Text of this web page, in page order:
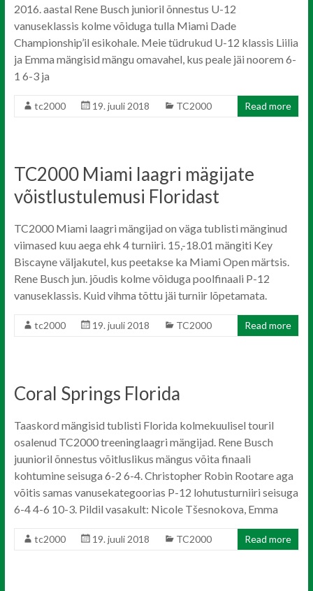
2016. aastal Rene Busch junioril õnnestus U-12
vanuseklassis kolme võiduga tulla Miami Dade
Championship’il esikohale. Meie tüdrukud U-12 klassis Liilia
ja Emma mängisid mängu omavahel, kus peale jäi noorem 6-
1 6-3 ja
tc2000 19. juuli 2018 TC2000 Read more
TC2000 Miami laagri mägijate
võistlustulemusi Floridast
TC2000 Miami laagri mängijad on väga tublisti mänginud
viimased kuu aega ehk 4 turniiri. 15,-18.01 mängiti Key
Biscayne väljakutel, kus peetakse ka Miami Open märtsis.
Rene Busch jun. jõudis kolme võiduga poolfinaali P-12
vanuseklassis. Kuid vihma tõttu jäi turniir lõpetamata.
tc2000 19. juuli 2018 TC2000 Read more
Coral Springs Florida
Taaskord mängisid tublisti Florida kolmekuulisel touril
osalenud TC2000 treeninglaagri mängijad. Rene Busch
juunioril õnnestus võitluslikus mängus võita finaali
kohtumine seisuga 6-2 6-4. Christopher Robin Rootare aga
võitis samas vanusekategoorias P-12 lohutusturniiri seisuga
6-4 4-6 10-3. Pildil vasakult: Nicole Tšesnokova, Emma
tc2000 19. juuli 2018 TC2000 Read more